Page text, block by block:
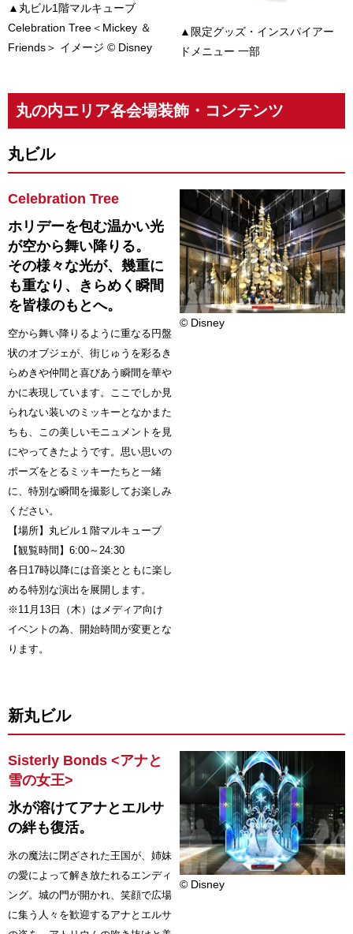
▲丸ビル1階マルキューブ
Celebration Tree＜Mickey ＆
Friends＞ イメージ © Disney
▲限定グッズ・インスパイアー
ドメニュー 一部
丸の内エリア各会場装飾・コンテンツ
丸ビル
Celebration Tree
ホリデーを包む温かい光
が空から舞い降りる。
その様々な光が、幾重に
も重なり、きらめく瞬間
を皆様のもとへ。
空から舞い降りるように重なる円盤
状のオブジェが、街じゅうを彩るき
らめきや仲間と喜びあう瞬間を華や
かに表現しています。ここでしか見
られない装いのミッキーとなかまた
ちも、この美しいモニュメントを見
にやってきたようです。思い思いの
ポーズをとるミッキーたちと一緒
に、特別な瞬間を撮影してお楽しみ
ください。
【場所】丸ビル１階マルキューブ
【観覧時間】6:00～24:30
各日17時以降には音楽とともに楽し
める特別な演出を展開します。
※11月13日（木）はメディア向け
イベントの為、開始時間が変更とな
ります。
© Disney
新丸ビル
Sisterly Bonds <アナと
雪の女王>
氷が溶けてアナとエルサ
の絆も復活。
氷の魔法に閉ざされた王国が、姉妹
の愛によって解き放たれるエンディ
ング。城の門が開かれ、笑顔で広場
に集う人々を歓迎するアナとエルサ
© Disney